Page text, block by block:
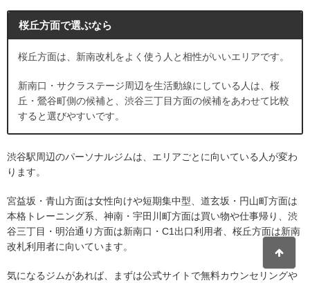
桜丘方面で選ぶなら
桜丘方面は、新南改札をよく使う人と相性がいいエリアです。
新南口・サクラステージ周辺を生活動線にしている人は、桜
丘・鶯谷町側の候補と、渋谷三丁目方面の候補をあわせて比較
すると選びやすいです。
渋谷駅周辺のパーソナルジムは、エリアごとに向いている人が変わ
ります。
宮益坂・青山方面は女性向けや短期集中型、道玄坂・円山町方面は
本格トレーニング系、神南・宇田川町方面は買い物や仕事帰り、渋
谷三丁目・明治通り方面は新南口・C1出口利用者、桜丘方面は新南
改札利用者に向いています。
気になるジムがあれば、まずは公式サイトで無料カウンセリングや